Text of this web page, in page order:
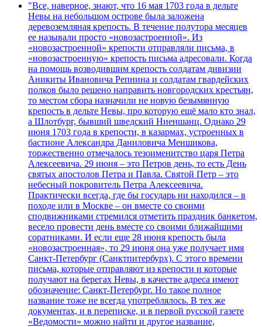
"Все, наверное, знают, что 16 мая 1703 года в дельте
Невы на небольшом острове была заложена
деревоземляная крепость. В течение полутора месяцев
ее называли просто «новозастроенной». Из
«новозастроенной» крепости отправляли письма, в
«новозастроенную» крепость письма адресовали. Когда
на помощь возводившим крепость солдатам дивизии
Аникиты Ивановича Репнина и солдатам гвардейских
полков было решено направить новгородских крестьян,
то местом сбора назначили не новую безымянную
крепость в дельте Невы, про которую ещё мало кто знал,
а Шлотбург, бывший шведский Ниеншанц. Однако 29
июня 1703 года в крепости, в казармах, устроенных в
бастионе Александра Даниловича Меншикова,
торжественно отмечалось тезоименитство царя Петра
Алексеевича. 29 июня – это Петров день, то есть День
святых апостолов Петра и Павла. Святой Петр – это
небесный покровитель Петра Алексеевича.
Практически всегда, где бы государь ни находился – в
походе или в Москве – он вместе со своими
сподвижниками стремился отметить праздник банкетом,
весело провести день вместе со своими ближайшими
соратниками. И если еще 28 июня крепость была
«новозастроенная», то 29 июня она уже получает имя
Санкт-Петербург (Санктпитербурх). С этого времени
письма, которые отправляют из крепости и которые
получают на берегах Невы, в качестве адреса имеют
обозначение: Санкт-Петербург. Но такое полное
название тоже не всегда употреблялось. В тех же
документах, и в переписке, и в первой русской газете
«Ведомости» можно найти и другое название,